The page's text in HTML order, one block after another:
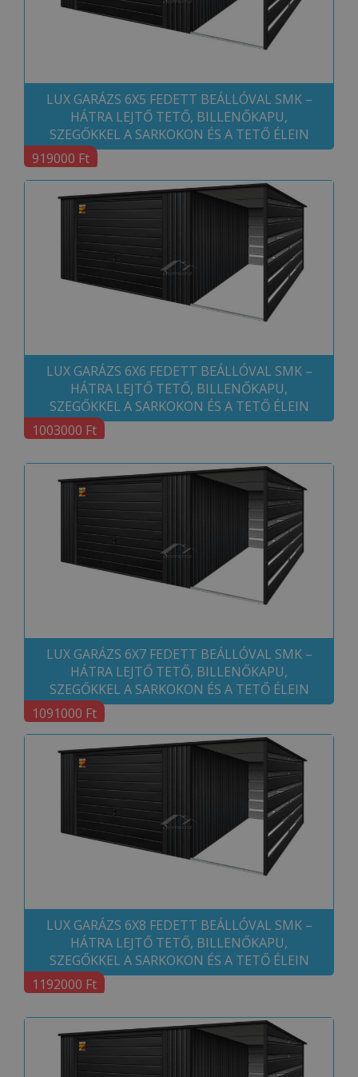
LUX GARÁZS 6X5 FEDETT BEÁLLÓVAL SMK –
HÁTRA LEJTŐ TETŐ, BILLENŐKAPU,
SZEGŐKKEL A SARKOKON ÉS A TETŐ ÉLEIN
919000 Ft
LUX GARÁZS 6X6 FEDETT BEÁLLÓVAL SMK –
HÁTRA LEJTŐ TETŐ, BILLENŐKAPU,
SZEGŐKKEL A SARKOKON ÉS A TETŐ ÉLEIN
1003000 Ft
LUX GARÁZS 6X7 FEDETT BEÁLLÓVAL SMK –
HÁTRA LEJTŐ TETŐ, BILLENŐKAPU,
SZEGŐKKEL A SARKOKON ÉS A TETŐ ÉLEIN
1091000 Ft
LUX GARÁZS 6X8 FEDETT BEÁLLÓVAL SMK –
HÁTRA LEJTŐ TETŐ, BILLENŐKAPU,
SZEGŐKKEL A SARKOKON ÉS A TETŐ ÉLEIN
1192000 Ft